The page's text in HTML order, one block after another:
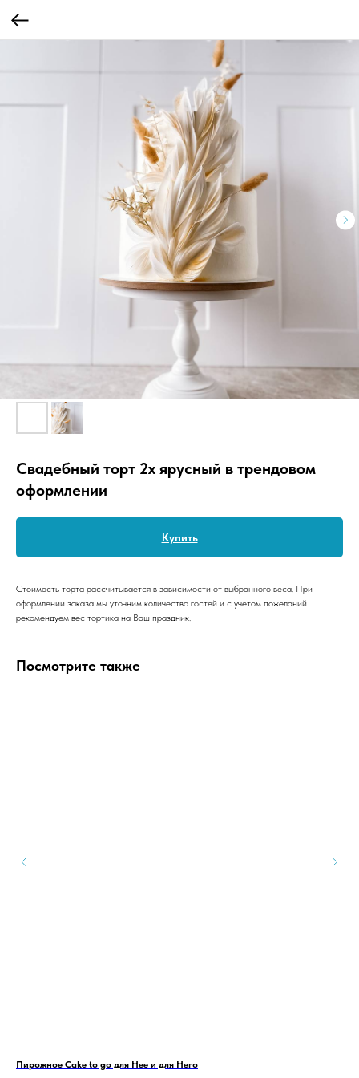
Свадебный торт 2х ярусный в трендовом
оформлении
Купить
Стоимость торта рассчитывается в зависимости от выбранного веса. При
оформлении заказа мы уточним количество гостей и с учетом пожеланий
рекомендуем вес тортика на Ваш праздник.
Посмотрите также
Пирожное Cake to go для Нее и для Него